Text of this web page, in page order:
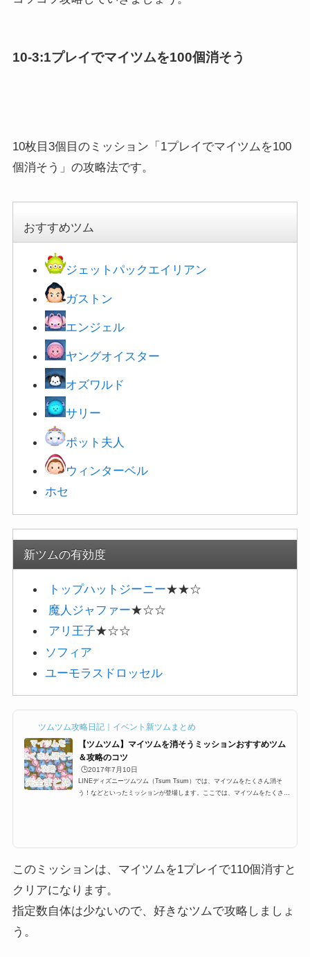
10-3:1プレイでマイツムを100個消そう
10枚目3個目のミッション「1プレイでマイツムを100
個消そう」の攻略法です。
おすすめツム
ジェットパックエイリアン
ガストン
エンジェル
ヤングオイスター
オズワルド
サリー
ポット夫人
ウィンターベル
ホセ
新ツムの有効度
トップハットジーニー★★☆
魔人ジャファー★☆☆
アリ王子★☆☆
ソフィア
ユーモラスドロッセル
ツムツム攻略日記｜イベント新ツムまとめ
【ツムツム】マイツムを消そうミッションおすすめツム
＆攻略のコツ
🕒️2017年7月10日
LINEディズニーツムツム（Tsum Tsum）では、マイツムをたくさん消そ
う！などといったミッションが登場します。ここでは、マイツムをたくさん
にはたくさんのキャラクター...
このミッションは、マイツムを1プレイで110個消すと
クリアになります。
指定数自体は少ないので、好きなツムで攻略しましょ
う。